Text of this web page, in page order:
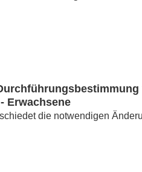
Erwachsene
die notwendigen